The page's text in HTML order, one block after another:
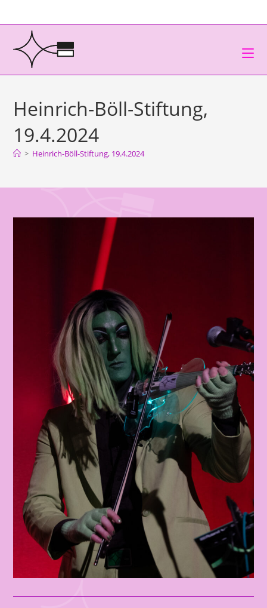
Heinrich-Böll-Stiftung,
19.4.2024
> Heinrich-Böll-Stiftung, 19.4.2024